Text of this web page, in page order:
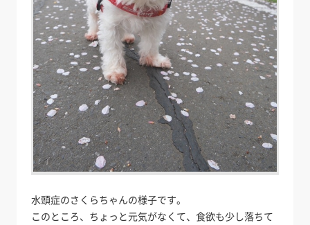
水頭症のさくらちゃんの様子です。
このところ、ちょっと元気がなくて、食欲も少し落ちて